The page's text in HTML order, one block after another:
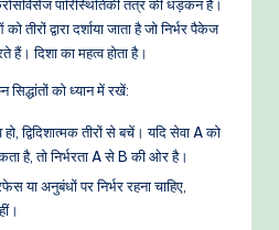
पारिस्थितिकी तंत्र की धड़कन है।
द्वारा दर्शाया जाता है जो निर्भर पैकेज
दिशा का महत्व होता है।
सिद्धांतों को ध्यान में रखें:
द्विदिशात्मक तीरों से बचें। यदि सेवा A को
है, तो निर्भरता A से B की ओर है।
या अनुबंधों पर निर्भर रहना चाहिए,